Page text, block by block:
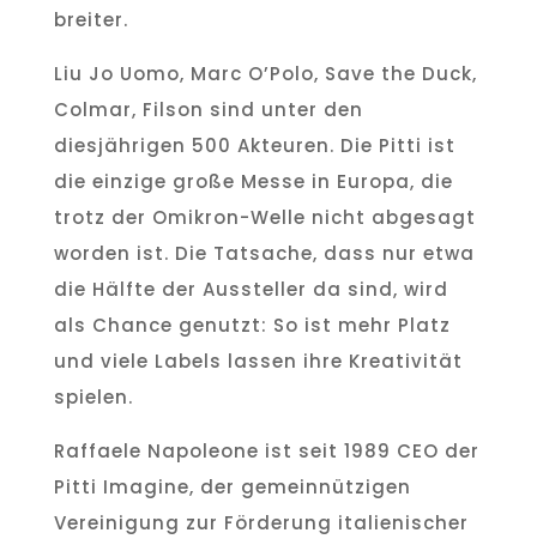
breiter.
Liu Jo Uomo, Marc O’Polo, Save the Duck,
Colmar, Filson sind unter den
diesjährigen 500 Akteuren. Die Pitti ist
die einzige große Messe in Europa, die
trotz der Omikron-Welle nicht abgesagt
worden ist. Die Tatsache, dass nur etwa
die Hälfte der Aussteller da sind, wird
als Chance genutzt: So ist mehr Platz
und viele Labels lassen ihre Kreativität
spielen.
Raffaele Napoleone ist seit 1989 CEO der
Pitti Imagine, der gemeinnützigen
Vereinigung zur Förderung italienischer